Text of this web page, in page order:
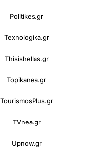
Politikes.gr
Texnologika.gr
Thisishellas.gr
Topikanea.gr
TourismosPlus.gr
TVnea.gr
Upnow.gr